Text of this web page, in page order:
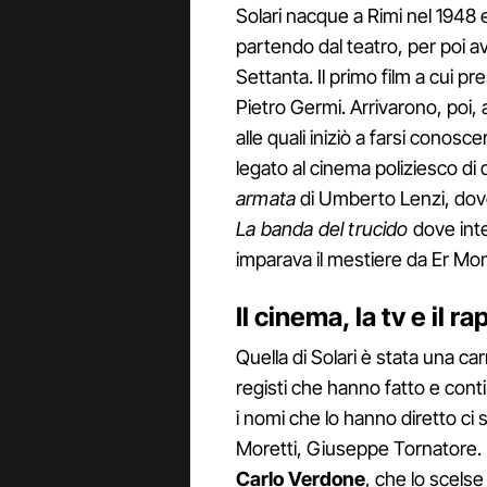
Solari nacque a Rimi nel
partendo dal teatro, per poi
Settanta. Il primo film a cui
Pietro Germi. Arrivarono,
alle quali iniziò a farsi
legato al cinema poliziesco
armatadi Umberto Lenzi,
La banda del trucido dove
imparava il mestiere da Er
Il cinema, la tv e il
Quella di Solari è stata una
registi che hanno fatto e
i nomi che lo hanno diretto ci
Moretti, Giuseppe
Carlo Verdone, che lo